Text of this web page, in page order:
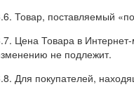
Товар, поставляемый
Цена Товара в
не подлежит.
Для покупателей,